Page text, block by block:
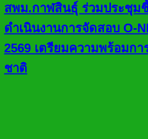
สพม.กาฬสินธุ์ ร่วมประชุม
ดำเนินงานการจัดสอบ O-
2569 เตรียมความพร้อมก
ชาติ